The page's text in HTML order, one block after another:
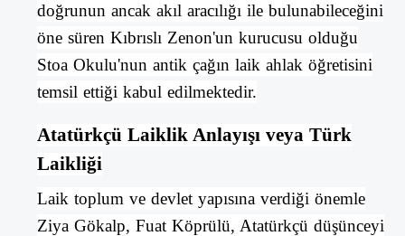
doğrunun ancak akıl aracılığı ile bulunabileceğini
öne süren Kıbrıslı Zenon'un kurucusu olduğu
Stoa Okulu'nun antik çağın laik ahlak öğretisini
temsil ettiği kabul edilmektedir.
Atatürkçü Laiklik Anlayışı veya Türk
Laikliği
Laik toplum ve devlet yapısına verdiği önemle
Ziya Gökalp, Fuat Köprülü, Atatürkçü düşünceyi